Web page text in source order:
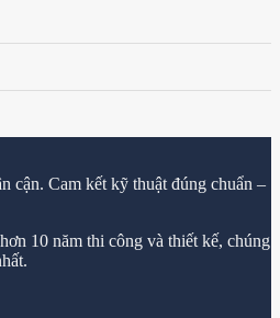
cận. Cam kết kỹ thuật đúng chuẩn –
10 năm thi công và thiết kế, chúng